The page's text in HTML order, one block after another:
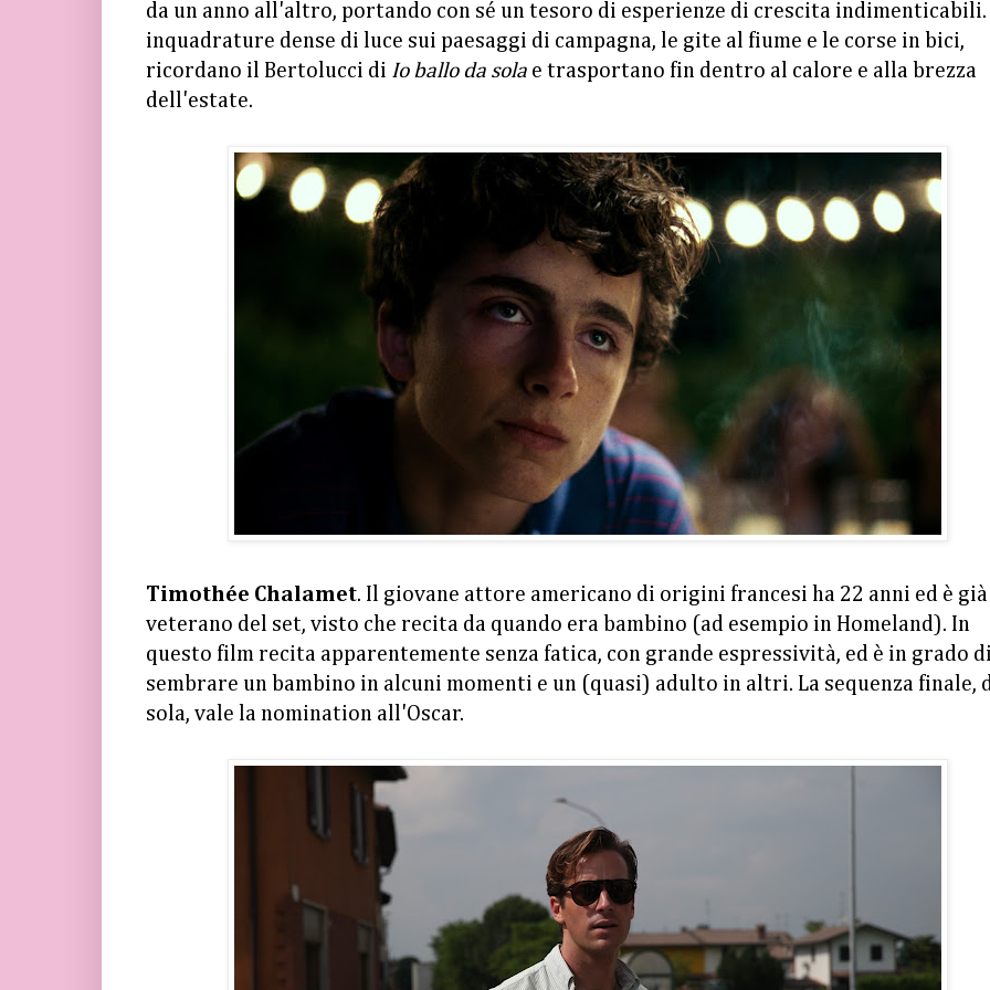
da un anno all'altro, portando con sé un tesoro di esperienze di crescita indimenticabili.
inquadrature dense di luce sui paesaggi di campagna, le gite al fiume e le corse in bici,
ricordano il Bertolucci di Io ballo da sola e trasportano fin dentro al calore e alla brezza
dell'estate.
Timothée Chalamet. Il giovane attore americano di origini francesi ha 22 anni ed è
veterano del set, visto che recita da quando era bambino (ad esempio in Homeland). In
questo film recita apparentemente senza fatica, con grande espressività, ed è in grado
sembrare un bambino in alcuni momenti e un (quasi) adulto in altri. La sequenza finale,
sola, vale la nomination all'Oscar.